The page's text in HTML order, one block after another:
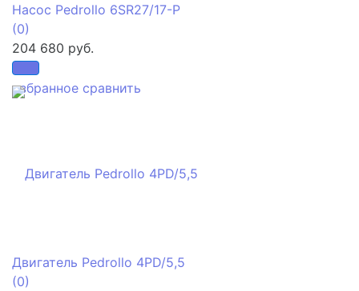
избранное сравнить
Насос Pedrollo 6SR27/17-P
(0)
204 680 руб.
Двигатель Pedrollo 4PD/5,5
(0)